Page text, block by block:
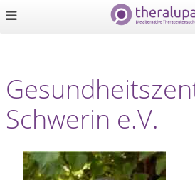
Schwerin e.V.